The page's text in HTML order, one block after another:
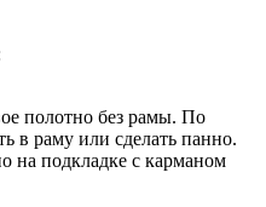
полотно без рамы. По
в раму или сделать панно.
на подкладке с карманом